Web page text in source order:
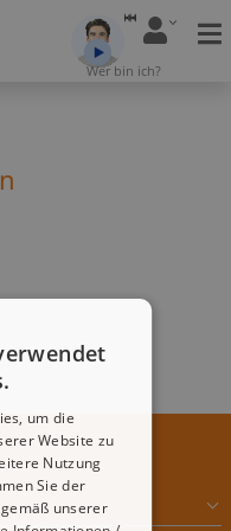
Wer bin ich?
um die
Website zu
Nutzung
Sie der
unserer